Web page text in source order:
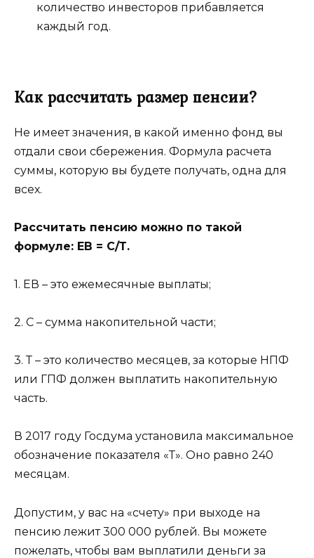
количество инвесторов прибавляется
каждый год.
Как рассчитать размер пенсии?
Не имеет значения, в какой именно фонд вы
отдали свои сбережения. Формула расчета
суммы, которую вы будете получать, одна для
всех.
Рассчитать пенсию можно по такой
формуле: ЕВ = С/Т.
1. ЕВ – это ежемесячные выплаты;
2. С – сумма накопительной части;
3. Т – это количество месяцев, за которые НПФ
или ГПФ должен выплатить накопительную
часть.
В 2017 году Госдума установила максимальное
обозначение показателя «Т». Оно равно 240
месяцам.
Допустим, у вас на «счету» при выходе на
пенсию лежит 300 000 рублей. Вы можете
пожелать, чтобы вам выплатили деньги за